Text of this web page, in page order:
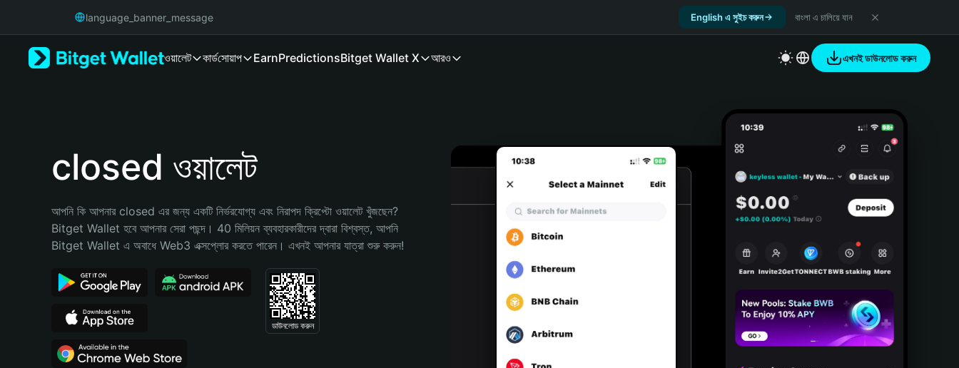
Русский
Bahasa Indonesia
Español (Argentina)
language_banner_message English এ সুইচ করুন বাংলা এ চালিয়ে যান
ওয়ালেট কার্ডসোয়াপ EarnPredictionsBitget Wallet X আরও এখনই ডাউনলোড করুন
closed ওয়ালেট
আপনি কি আপনার closed এর জন্য একটি নির্ভরযোগ্য এবং নিরাপদ ক্রিপ্টো ওয়ালেট খুঁজছেন?
Bitget Wallet হবে আপনার সেরা পছন্দ। 40 মিলিয়ন ব্যবহারকারীদের দ্বারা বিশ্বস্ত, আপনি
Bitget Wallet এ অবাধে Web3 এক্সপ্লোর করতে পারেন। এখনই আপনার যাত্রা শুরু করুন!
ডাউনলোড করুন